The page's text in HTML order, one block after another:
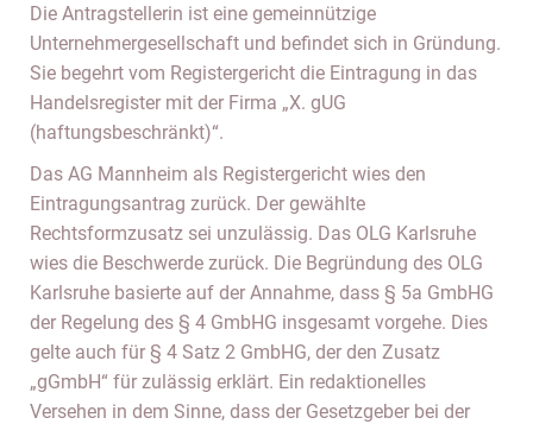
Die Antragstellerin ist eine gemeinnützige
Unternehmergesellschaft und befindet sich in Gründung.
Sie begehrt vom Registergericht die Eintragung in das
Handelsregister mit der Firma „X. gUG
(haftungsbeschränkt)“.
Das AG Mannheim als Registergericht wies den
Eintragungsantrag zurück. Der gewählte
Rechtsformzusatz sei unzulässig. Das OLG Karlsruhe
wies die Beschwerde zurück. Die Begründung des OLG
Karlsruhe basierte auf der Annahme, dass § 5a GmbHG
der Regelung des § 4 GmbHG insgesamt vorgehe. Dies
gelte auch für § 4 Satz 2 GmbHG, der den Zusatz
„gGmbH“ für zulässig erklärt. Ein redaktionelles
Versehen in dem Sinne, dass der Gesetzgeber bei der